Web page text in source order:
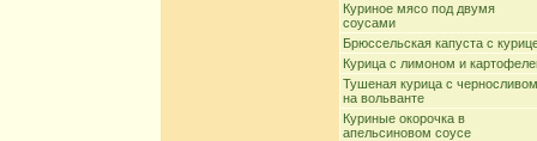
Куриное мясо под двумя
соусами
Брюссельская капуста с
Курица с лимоном и
Тушеная курица с черносливом
на вольванте
Куриные окорочка в
апельсиновом соусе